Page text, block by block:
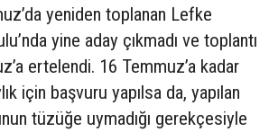
yeniden toplanan Lefke
yine aday çıkmadı ve toplantı
ertelendi. 16 Temmuz’a kadar
için başvuru yapılsa da, yapılan
tüzüğe uymadığı gerekçesiyle